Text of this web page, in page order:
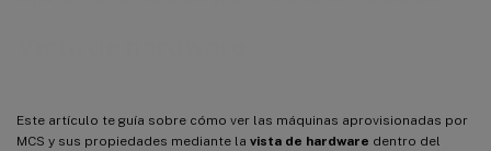
Este artículo te guía sobre cómo ver las máquinas aprovisionadas por
MCS y sus propiedades mediante la vista de hardware dentro del